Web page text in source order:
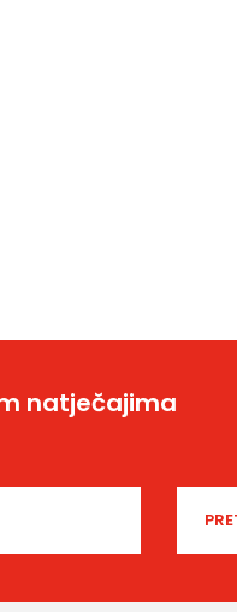
natječajima